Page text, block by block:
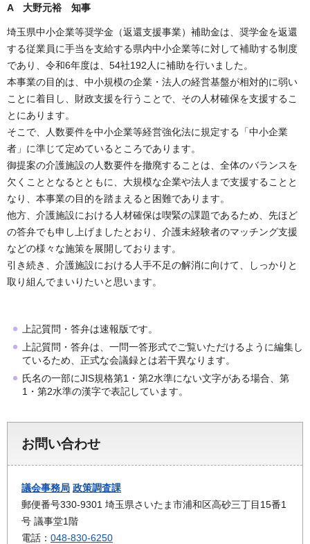
A 大野元裕 知事
埼玉県中小企業等奨学金（返還支援事業）補助金は、奨学金を返還
する従業員に手当を支給する県内中小企業等に対して補助する制度
であり、令和6年度は、54社192人に補助を行いました。
本事業の目的は、中小規模の企業・法人の経営基盤が相対的に弱い
ことに着目し、財政支援を行うことで、その人材確保を支援するこ
とにあります。
そこで、人数要件を中小企業等経営強化法に規定する「中小企業
者」に準じて定めているところであります。
御提案の介護施設の人数要件を撤廃することは、全体のバランスを
欠くこととなるとともに、大規模な企業や法人まで支援することと
なり、本事業の目的を踏まえると困難であります。
他方、介護施設における人材確保は喫緊の課題であるため、先ほど
の答弁でも申し上げましたとおり、介護未経験者のマッチング支援
などの様々な施策を展開しております。
引き続き、介護施設における人手不足の解消に向けて、しっかりと
取り組んでまいりたいと思います。
上記質問・答弁は速報版です。
上記質問・答弁は、一問一答形式でご覧いただけるように編集し
ているため、正式な会議録とは若干異なります。
氏名の一部にJIS規格第1・第2水準にない文字がある場合、第
1・第2水準の漢字で表記しています。
お問い合わせ
議会事務局 政策調査課
郵便番号330-9301 埼玉県さいたま市浦和区高砂三丁目15番1
号 議事堂1階
電話： 048-830-6250